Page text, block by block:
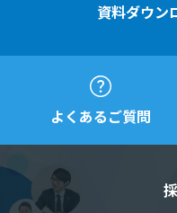
資料ダウン
よくあるご質問